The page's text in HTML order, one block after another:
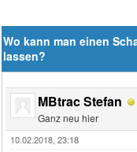
Wo kann man einen
lassen?
MBtrac Stefan
Ganz neu hier
10.02.2018, 23:18